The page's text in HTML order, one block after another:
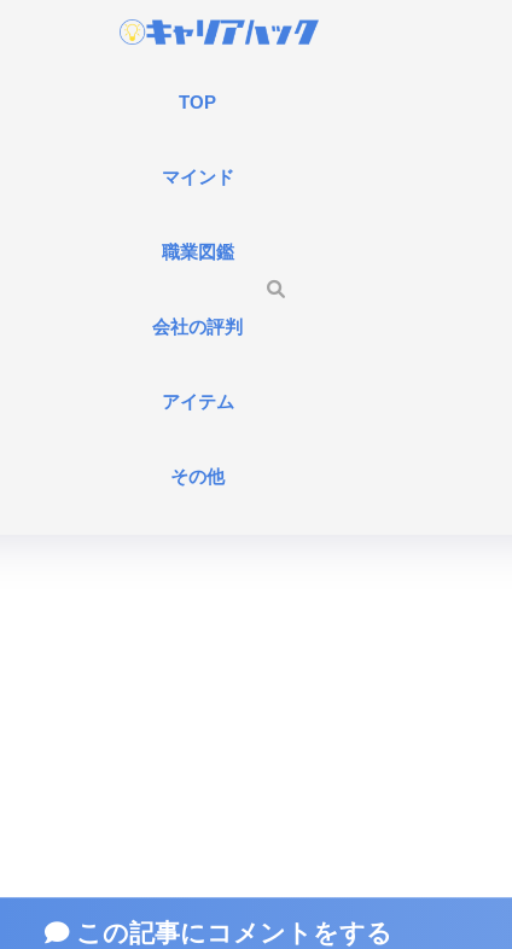
TOP
マインド
職業図鑑
会社の評判
アイテム
その他
この記事にコメントをする